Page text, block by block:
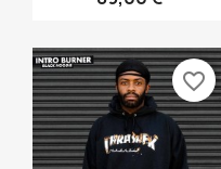
favorite_border